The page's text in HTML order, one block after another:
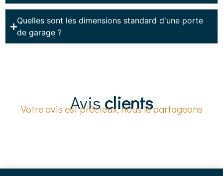
Quelles sont les dimensions standard d'une porte
de garage ?
Avisclients
Votre avis est précieux, nous le partageons